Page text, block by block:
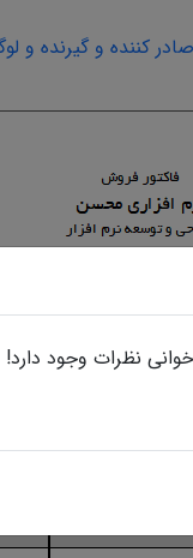
و گیرنده و
نظرات وجود دارد!